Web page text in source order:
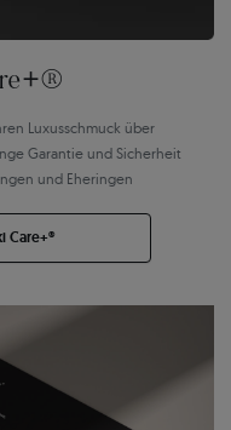
Luxusschmuck über
Garantie und Sicherheit
und Eheringen
Care+®